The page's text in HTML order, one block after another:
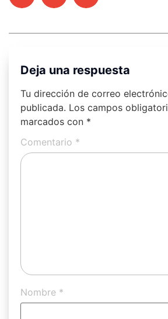
Deja una respuesta
Tu dirección de correo
publicada. Los campos
marcados con *
Comentario *
Nombre *